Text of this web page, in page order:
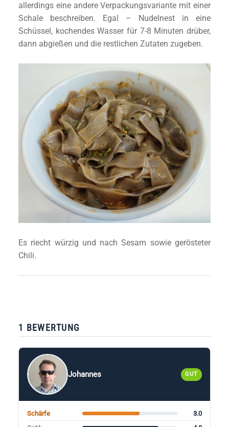
allerdings eine andere Verpackungsvariante mit einer
Schale beschreiben. Egal – Nudelnest in eine
Schüssel, kochendes Wasser für 7-8 Minuten drüber,
dann abgießen und die restlichen Zutaten zugeben.
Es riecht würzig und nach Sesam sowie gerösteter
Chili.
1 BEWERTUNG
Johannes GUT
Schärfe
3.0